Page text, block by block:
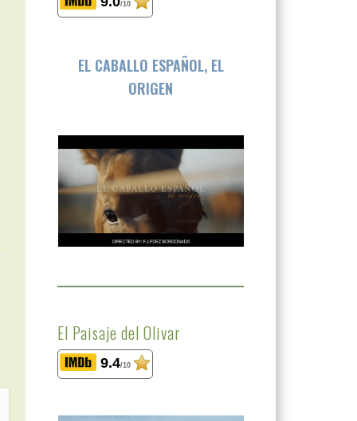
/10
EL CABALLO ESPAÑOL, EL
ORIGEN
El Paisaje del Olivar
9.4/10